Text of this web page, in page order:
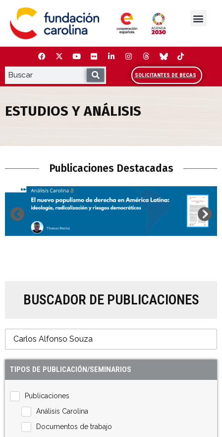
contenido
SOLICITANTES DE BECAS
ESTUDIOS Y ANÁLISIS
Publicaciones Destacadas
BUSCADOR DE PUBLICACIONES
TIPOS DE PUBLICACIÓN/SEMINARIOS
Publicaciones
Análisis Carolina
Documentos de trabajo